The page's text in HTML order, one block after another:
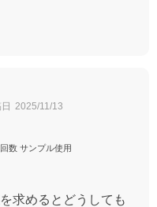
2025/11/13
数 サンプル使用
求めるとどうしても